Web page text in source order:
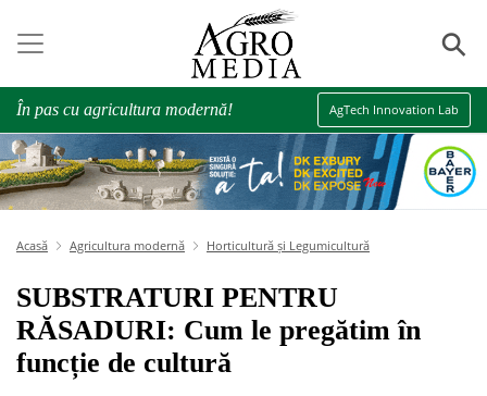
⚲
În pas cu agricultura modernă! AgTech Innovation Lab
Acasă Agricultura modernă Horticultură și Legumicultură
SUBSTRATURI PENTRU
RĂSADURI: Cum le pregătim în
funcție de cultură